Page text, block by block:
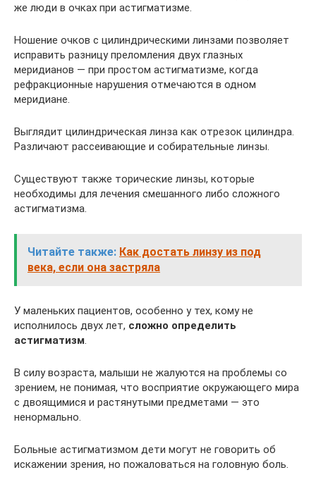
же люди в очках при астигматизме.
Ношение очков с цилиндрическими линзами позволяет
исправить разницу преломления двух глазных
меридианов — при простом астигматизме, когда
рефракционные нарушения отмечаются в одном
меридиане.
Выглядит цилиндрическая линза как отрезок цилиндра.
Различают рассеивающие и собирательные линзы.
Существуют также торические линзы, которые
необходимы для лечения смешанного либо сложного
астигматизма.
Читайте также: Как достать линзу из под
века, если она застряла
У маленьких пациентов, особенно у тех, кому не
исполнилось двух лет, сложно определить
астигматизм
В силу возраста, малыши не жалуются на проблемы со
зрением, не понимая, что восприятие окружающего мира
с двоящимися и растянутыми предметами — это
ненормально.
Больные астигматизмом дети могут не говорить об
искажении зрения, но пожаловаться на головную боль.